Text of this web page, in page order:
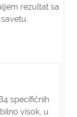
rezultat sa
specifičnih
visok, u